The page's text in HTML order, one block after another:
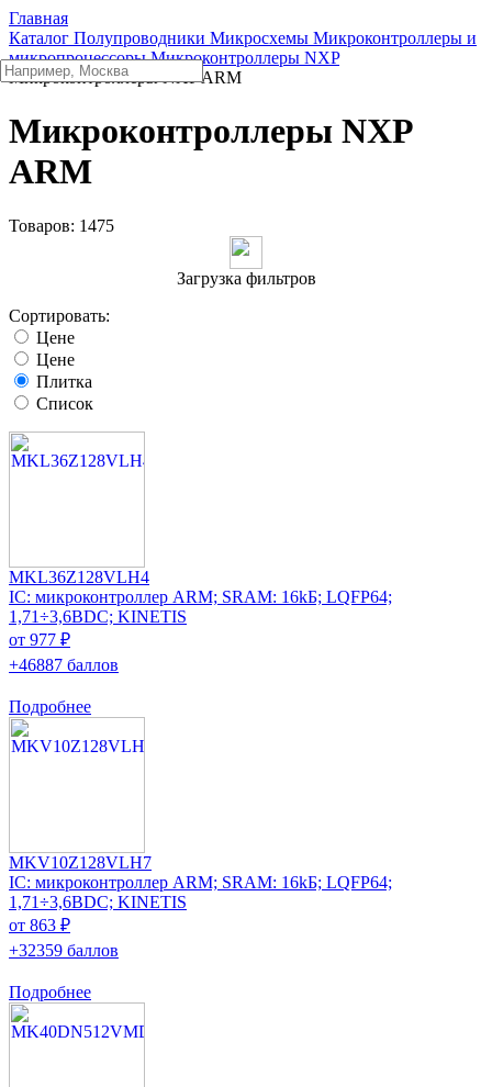
Главная
Каталог Полупроводники Микросхемы Микроконтроллеры и
микропроцессоры Микроконтроллеры NXP
Микроконтроллеры NXP ARM
Микроконтроллеры NXP
ARM
Товаров: 1475
Загрузка фильтров
Сортировать:
Цене
Цене
Плитка
Список
MKL36Z128VLH4
IC: микроконтроллер ARM; SRAM: 16kБ; LQFP64;
1,71÷3,6ВDC; KINETIS
от 977 ₽
+46887 баллов
Подробнее
MKV10Z128VLH7
IC: микроконтроллер ARM; SRAM: 16kБ; LQFP64;
1,71÷3,6ВDC; KINETIS
от 863 ₽
+32359 баллов
Подробнее